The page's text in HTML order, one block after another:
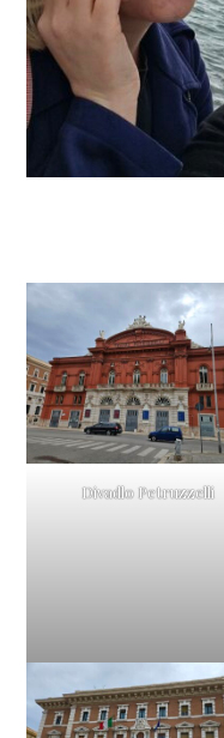
Divadlo Petruzzelli